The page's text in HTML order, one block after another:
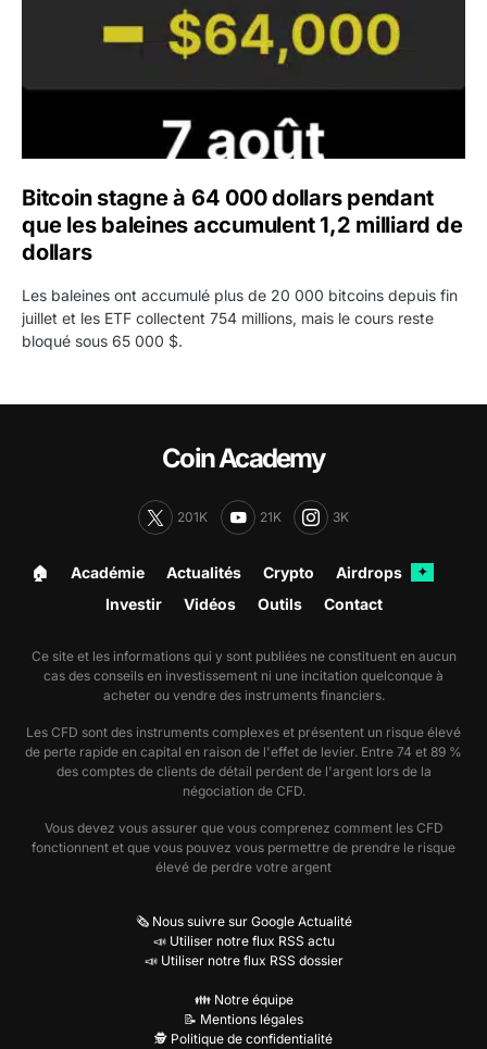
Bitcoin stagne à 64 000 dollars pendant
que les baleines accumulent 1,2 milliard de
dollars
Les baleines ont accumulé plus de 20 000 bitcoins depuis fin
juillet et les ETF collectent 754 millions, mais le cours reste
bloqué sous 65 000 $.
Coin Academy
201K 21K 3K
🏠︎ Académie Actualités Crypto Airdrops ✦
Investir Vidéos Outils Contact
Ce site et les informations qui y sont publiées ne constituent en aucun
cas des conseils en investissement ni une incitation quelconque à
acheter ou vendre des instruments financiers.
Les CFD sont des instruments complexes et présentent un risque élevé
de perte rapide en capital en raison de l'effet de levier. Entre 74 et 89 %
des comptes de clients de détail perdent de l'argent lors de la
négociation de CFD.
Vous devez vous assurer que vous comprenez comment les CFD
fonctionnent et que vous pouvez vous permettre de prendre le risque
élevé de perdre votre argent
🗞️ Nous suivre sur Google Actualité
📣 Utiliser notre flux RSS actu
📣 Utiliser notre flux RSS dossier
👪 Notre équipe
📝 Mentions légales
🕵️ Politique de confidentialité